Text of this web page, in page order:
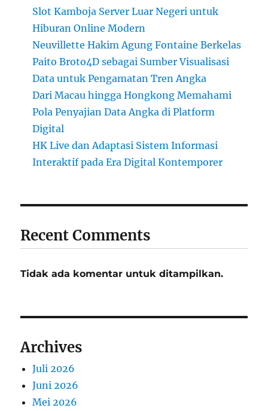
Slot Kamboja Server Luar Negeri untuk
Hiburan Online Modern
Neuvillette Hakim Agung Fontaine Berkelas
Paito Broto4D sebagai Sumber Visualisasi
Data untuk Pengamatan Tren Angka
Dari Macau hingga Hongkong Memahami
Pola Penyajian Data Angka di Platform
Digital
HK Live dan Adaptasi Sistem Informasi
Interaktif pada Era Digital Kontemporer
Recent Comments
Tidak ada komentar untuk ditampilkan.
Archives
Juli 2026
Juni 2026
Mei 2026